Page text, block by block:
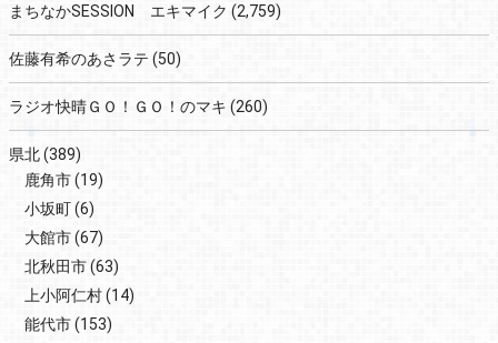
まちなかSESSION エキマイク (2,759)
佐藤有希のあさラテ (50)
ラジオ快晴ＧＯ！ＧＯ！のマキ (260)
県北(389)
鹿角市(19)
小坂町(6)
大館市(67)
北秋田市(63)
上小阿仁村(14)
能代市(153)